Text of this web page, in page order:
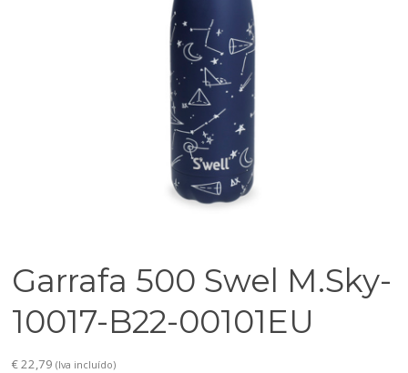
Garrafa 500 Swel M.Sky-
10017-B22-00101EU
€22,79 (Iva incluído)